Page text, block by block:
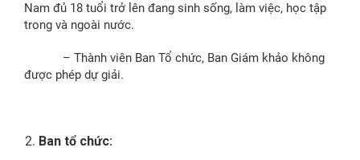
Nam đủ 18 tuổi trở lên đang sinh sống, làm việc, học tập
trong và ngoài nước.
– Thành viên Ban Tổ chức, Ban Giám khảo không
được phép dự giải.
Ban tổ chức: